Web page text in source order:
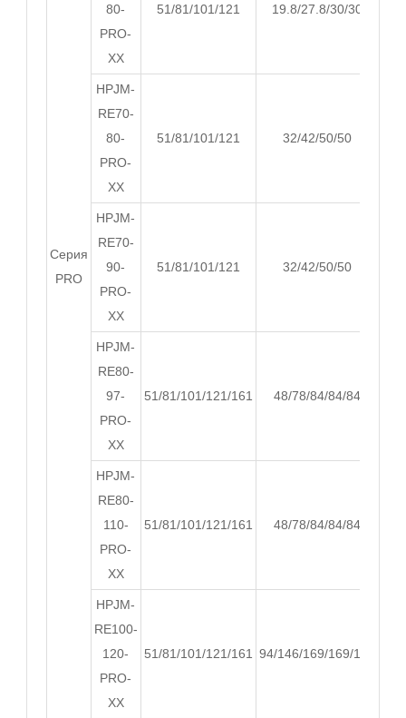
Серия
PRO
80-
PRO-
XX
51/81/101/121 19.8/27.8/30/30
HPJM-
RE70-
80-
PRO-
XX
51/81/101/121 32/42/50/50
HPJM-
RE70-
90-
PRO-
XX
51/81/101/121 32/42/50/50
HPJM-
RE80-
97-
PRO-
XX
51/81/101/121/161 48/78/84/84/84
HPJM-
RE80-
110-
PRO-
XX
51/81/101/121/161 48/78/84/84/84
HPJM-
RE100-
120-
PRO-
XX
51/81/101/121/161 94/146/169/169/168